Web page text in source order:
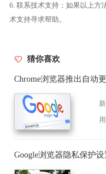
6. 联系技术支持：如果以上方
术支持寻求帮助。
猜你喜欢
Chrome浏览器推出自动
Google浏览器隐私保护